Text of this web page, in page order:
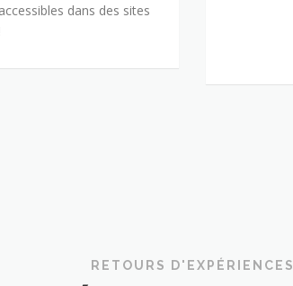
dans des sites
RETOURS D'EXPÉRIENCES